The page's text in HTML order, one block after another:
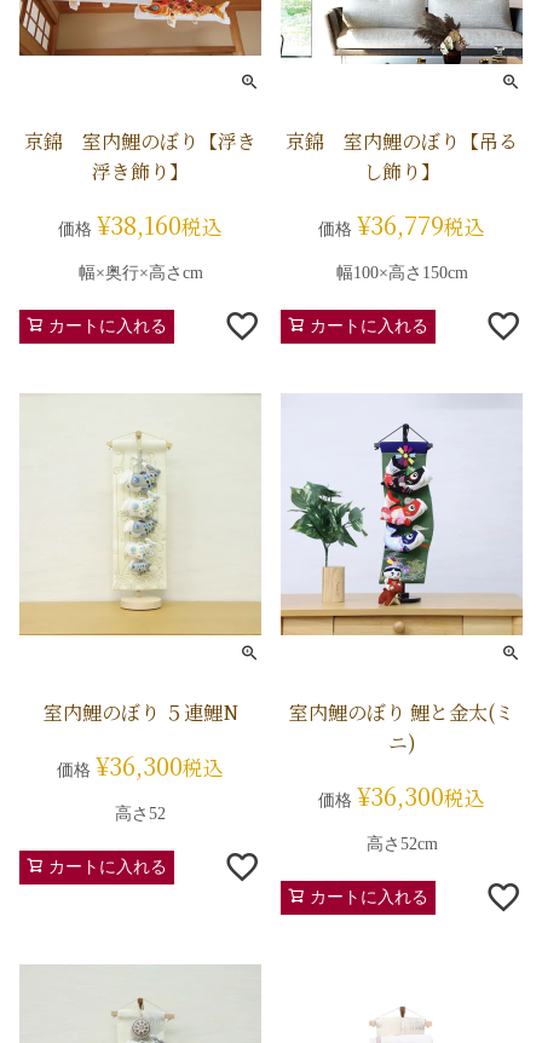
京錦 室内鯉のぼり【浮き
浮き飾り】
価格 ¥38,160税込
幅×奥行×高さcm
カートに入れる
京錦 室内鯉のぼり【吊る
し飾り】
価格 ¥36,779税込
幅100×高さ150cm
カートに入れる
室内鯉のぼり ５連鯉N
価格 ¥36,300税込
高さ52
カートに入れる
室内鯉のぼり 鯉と金太(ミ
ニ)
価格 ¥36,300税込
高さ52cm
カートに入れる